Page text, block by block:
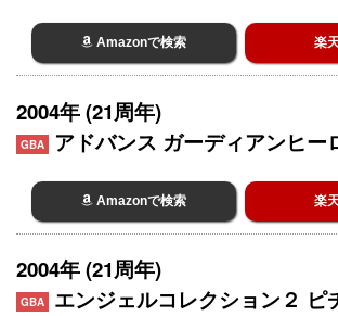
Amazonで検索 楽
2004年 (21周年)
GBA アドバンス ガーディアンヒー
Amazonで検索 楽
2004年 (21周年)
GBA エンジェルコレクション２ ピ